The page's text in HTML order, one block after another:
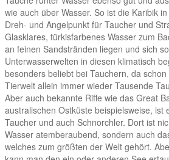
wie auch über Wasser. So ist die Karibik
Dreh- und Angelpunkt für Taucher und
Glasklares, türkisfarbenes Wasser zum
an feinen Sandstränden liegen und sich
Unterwasserwelten in diesen klimatisch
besonders beliebt bei Tauchern, da
Tierwelt allein immer wieder Tausende
Aber auch bekannte Riffe wie das Great
australischen Ostküste beispielsweise, ist
Taucher und auch Schnorchler. Dort ist
Wasser atemberaubend, sondern auch
welches zum größten der Welt gehört.